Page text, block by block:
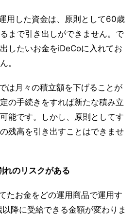
用した資金は、原則として60歳
まで引き出しができません。で
したいお金をiDeCoに入れてお
。
は月々の積立額を下げることが
の手続きをすれば新たな積み立
能です。しかし、原則としてす
残高を引き出すことはできませ
のリスクがある
たお金をどの運用商品で運用す
降に受給できる金額が変わりま